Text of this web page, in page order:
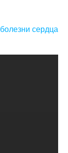
болезни сердца